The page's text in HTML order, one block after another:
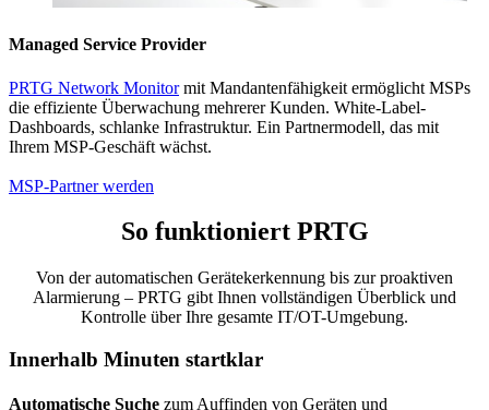
Managed Service Provider
PRTG Network Monitormit Mandantenfähigkeit ermöglicht MSPs
die effiziente Überwachung mehrerer Kunden. White-Label-
Dashboards, schlanke Infrastruktur. Ein Partnermodell, das mit
Ihrem MSP-Geschäft wächst.
MSP-Partner werden
So funktioniert PRTG
Von der automatischen Gerätekerkennung bis zur proaktiven
Alarmierung – PRTG gibt Ihnen vollständigen Überblick und
Kontrolle über Ihre gesamte IT/OT-Umgebung.
Innerhalb Minuten startklar
Automatische Suche zum Auffinden von Geräten und